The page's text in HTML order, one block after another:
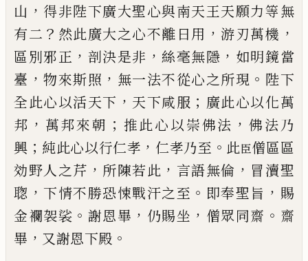
山 ， 得非陛下廣大聖心與南天王天願力等無
有二 ？ 然此廣大之心不離日用 ， 游刃萬機 ，
區別邪正 ， 剖決是非 ，絲毫無隱 ， 如明鏡當
臺 ，物來斯照 ， 無一法不從心之所現 。 陛下
全此心以活天下 ， 天下咸服 ； 廣此心以化萬
邦 ， 萬邦來朝 ； 推此心以崇佛法 ， 佛法乃
興 ； 純此心以行仁孝 ， 仁孝乃至 。 此臣僧區區
効野人之芹 ， 所陳若此 ， 言語無倫 ， 冒瀆聖
聦 ， 下情不勝恐悚戰汗之至 。 即奉聖旨 ， 賜
金襴袈裟 。 謝恩畢 ， 仍賜坐 ， 僧眾同齋 。 齋
畢 ， 又謝恩下殿 。